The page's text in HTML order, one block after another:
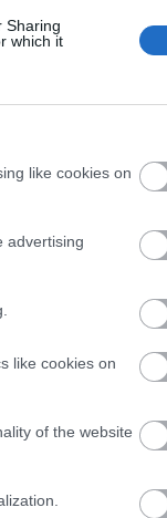
Sharing
which it
like cookies on
advertising
like cookies on
of the website
akár
a
és